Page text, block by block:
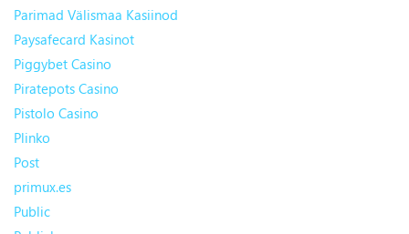
Parimad Välismaa Kasiinod
Paysafecard Kasinot
Piggybet Casino
Piratepots Casino
Pistolo Casino
Plinko
Post
primux.es
Public